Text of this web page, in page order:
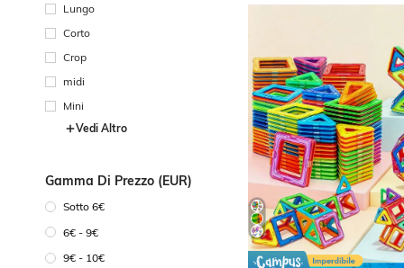
Lungo
Corto
Crop
midi
Mini
Vedi Altro
Gamma Di Prezzo (EUR)
Sotto 6€
6€ - 9€
9€ - 10€